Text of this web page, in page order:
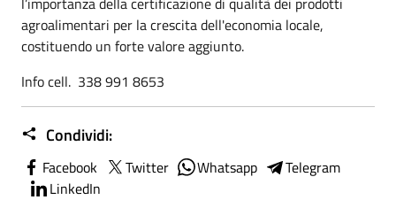
agroalimentari per la crescita dell'economia locale,
costituendo un forte valore aggiunto.
Info cell. 338 991 8653
Condividi:
Facebook Twitter Whatsapp
Telegram
LinkedIn